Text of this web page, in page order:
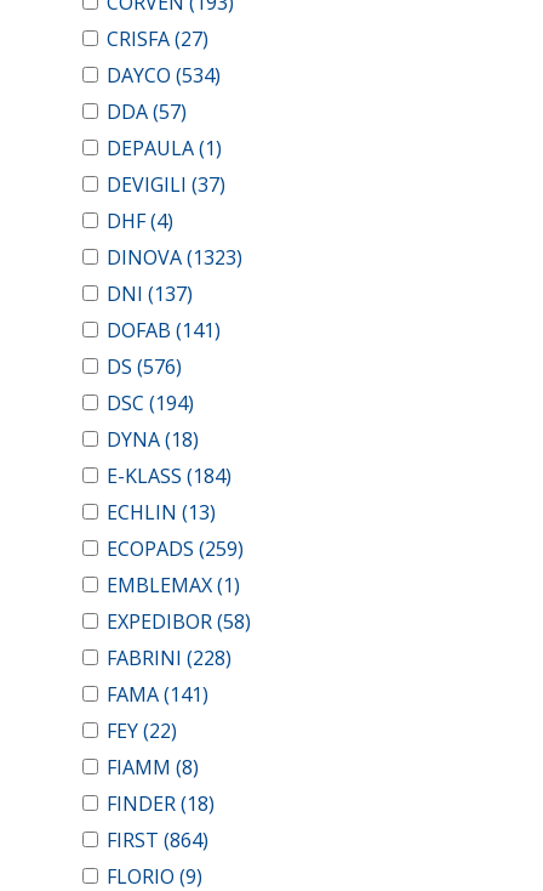
CRISFA(27)
DAYCO (534)
DDA(57)
DEPAULA(1)
DEVIGILI (37)
DHF(4)
DINOVA(1323)
DNI (137)
DOFAB (141)
DS (576)
DSC (194)
DYNA(18)
E-KLASS (184)
ECHLIN (13)
ECOPADS (259)
EMBLEMAX(1)
EXPEDIBOR(58)
FABRINI (228)
FAMA(141)
FEY(22)
FIAMM (8)
FINDER(18)
FIRST (864)
FLORIO (9)